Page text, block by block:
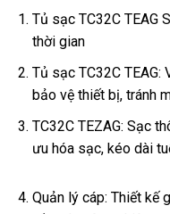
Tủ sạc TC32C TEAG
thời gian
Tủ sạc TC32C TEAG:
bảo vệ thiết bị, tránh
TC32C TEZAG: Sạc
ưu hóa sạc, kéo dài
Quản lý cáp: Thiết kế